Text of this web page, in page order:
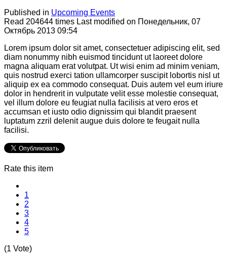
Published in Upcoming Events
Read 204644 times Last modified on Понедельник, 07
Октябрь 2013 09:54
Lorem ipsum dolor sit amet, consectetuer adipiscing elit, sed
diam nonummy nibh euismod tincidunt ut laoreet dolore
magna aliquam erat volutpat. Ut wisi enim ad minim veniam,
quis nostrud exerci tation ullamcorper suscipit lobortis nisl ut
aliquip ex ea commodo consequat. Duis autem vel eum iriure
dolor in hendrerit in vulputate velit esse molestie consequat,
vel illum dolore eu feugiat nulla facilisis at vero eros et
accumsan et iusto odio dignissim qui blandit praesent
luptatum zzril delenit augue duis dolore te feugait nulla
facilisi.
Rate this item
1
2
3
4
5
(1 Vote)